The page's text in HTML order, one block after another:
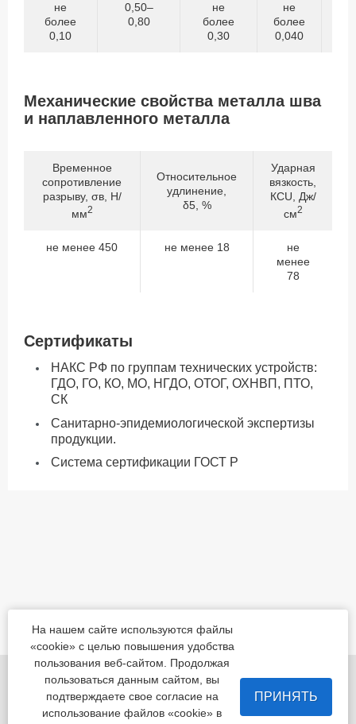
не
более
0,10
0,50–
0,80
не
более
0,30
не
более
0,040
Механические свойства металла шва
и наплавленного металла
Временное
сопротивление
разрыву, σв, Н/
мм2
Относительное
удлинение,
δ5, %
Ударная
вязкость,
КСU, Дж/
см2
не менее 450 не менее 18
не
менее
78
Сертификаты
НАКС РФ по группам технических устройств:
ГДО, ГО, КО, МО, НГДО, ОТОГ, ОХНВП, ПТО,
СК
Санитарно-эпидемиологической экспертизы
продукции.
Система сертификации ГОСТ Р
455022, Челябинская обл., Магнитогорск, шоссе
Белорецкое, д.5
пн - пт с 8:00 до 17:00 сб-вс-вых.
На нашем сайте используются файлы
«cookie» с целью повышения удобства
пользования веб-сайтом. Продолжая
пользоваться данным сайтом, вы
подтверждаете свое согласие на
использование файлов «cookie» в
ПРИНЯТЬ